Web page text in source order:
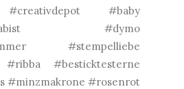
#baby
#dymo
#stempelliebe
#ribba #besticktesterne
#minzmakrone #rosenrot